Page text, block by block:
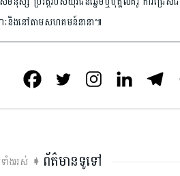
ៈនិងនៅតាមសហគមន៍នានា៕
ាំងអស់ ➧ ព័ត៌មានទូទៅ